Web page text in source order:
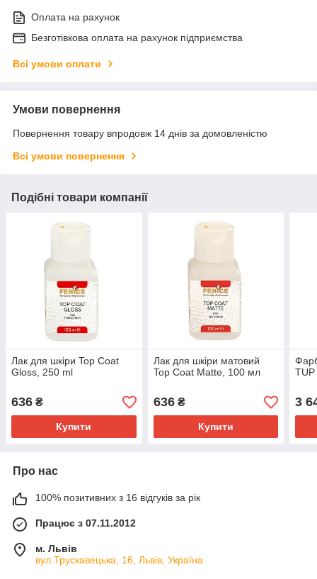
Оплата на рахунок
Безготівкова оплата на рахунок підприємства
Всі умови оплати
Умови повернення
Повернення товару впродовж 14 днів за домовленістю
Всі умови повернення
Подібні товари компанії
Лак для шкіри Top Coat
Gloss, 250 ml
636 ₴
Купити
Лак для шкіри матовий
Top Coat Matte, 100 мл
636₴
Купити
TUP
3
Про нас
100% позитивних з 16 відгуків за рік
Працює з 07.11.2012
м. Львів
вул.Трускавецька, 16, Львів, Україна